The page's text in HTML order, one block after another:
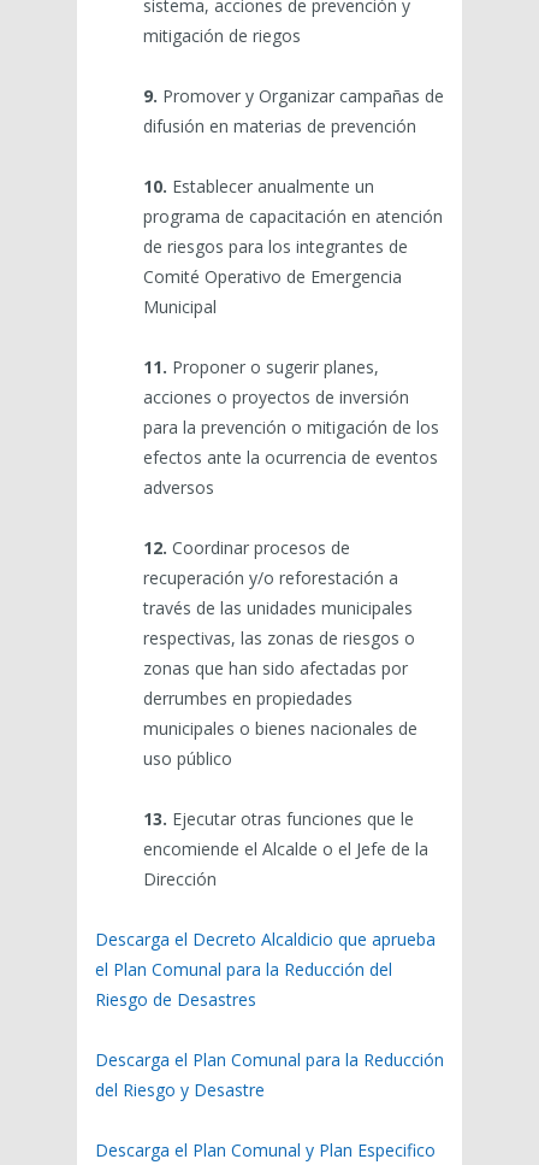
sistema, acciones de prevención y
mitigación de riegos
9. Promover y Organizar campañas de
difusión en materias de prevención
10. Establecer anualmente un
programa de capacitación en atención
de riesgos para los integrantes de
Comité Operativo de Emergencia
Municipal
11. Proponer o sugerir planes,
acciones o proyectos de inversión
para la prevención o mitigación de los
efectos ante la ocurrencia de eventos
adversos
12. Coordinar procesos de
recuperación y/o reforestación a
través de las unidades municipales
respectivas, las zonas de riesgos o
zonas que han sido afectadas por
derrumbes en propiedades
municipales o bienes nacionales de
uso público
13. Ejecutar otras funciones que le
encomiende el Alcalde o el Jefe de la
Dirección
Descarga el Decreto Alcaldicio que aprueba
el Plan Comunal para la Reducción del
Riesgo de Desastres
Descarga el Plan Comunal para la Reducción
del Riesgo y Desastre
Descarga el Plan Comunal y Plan Especifico